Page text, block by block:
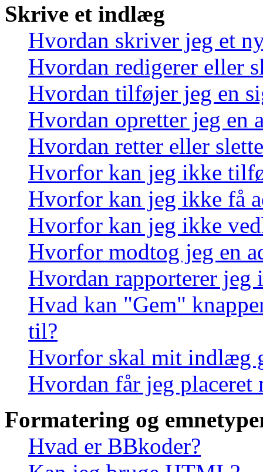
Skrive et indlæg
Hvordan skriver jeg et
Hvordan redigerer eller
Hvordan tilføjer jeg en
Hvordan opretter jeg en
Hvordan retter eller
Hvorfor kan jeg ikke
Hvorfor kan jeg ikke få
Hvorfor kan jeg ikke
Hvorfor modtog jeg en
Hvordan rapporterer
Hvad kan "Gem"
til?
Hvorfor skal mit indlæg
Hvordan får jeg placeret
Formatering og
Hvad er BBkoder?